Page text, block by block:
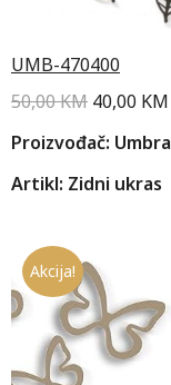
UMB-470400
50,00KM 40,00 KM
Proizvođač: Umbra
Artikl: Zidni ukras
Akcija!